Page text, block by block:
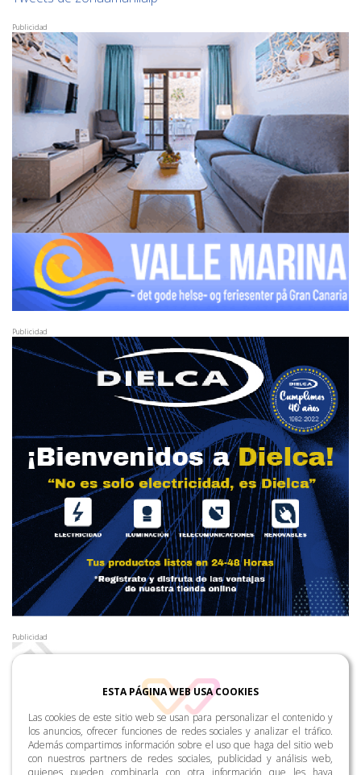
Publicidad
Publicidad
Publicidad
ESTA PÁGINA WEB USA COOKIES
Las cookies de este sitio web se usan para personalizar el contenido y
los anuncios, ofrecer funciones de redes sociales y analizar el tráfico.
Además compartimos información sobre el uso que haga del sitio web
con nuestros partners de redes sociales, publicidad y análisis web,
quienes pueden combinarla con otra información que les haya